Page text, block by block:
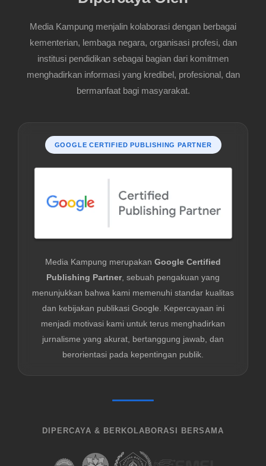
Media Kampung menjalin kolaborasi dengan berbagai
kementerian, lembaga negara, organisasi profesi, dan
institusi pendidikan sebagai bagian dari komitmen
menghadirkan informasi yang kredibel, profesional, dan
bermanfaat bagi masyarakat.
GOOGLE CERTIFIED PUBLISHING PARTNER
Media Kampung merupakan Google Certified
Publishing Partner, sebuah pengakuan yang
menunjukkan bahwa kami memenuhi standar kualitas
dan kebijakan publikasi Google. Kepercayaan ini
menjadi motivasi kami untuk terus menghadirkan
jurnalisme yang akurat, bertanggung jawab, dan
berorientasi pada kepentingan publik.
DIPERCAYA & BERKOLABORASI BERSAMA